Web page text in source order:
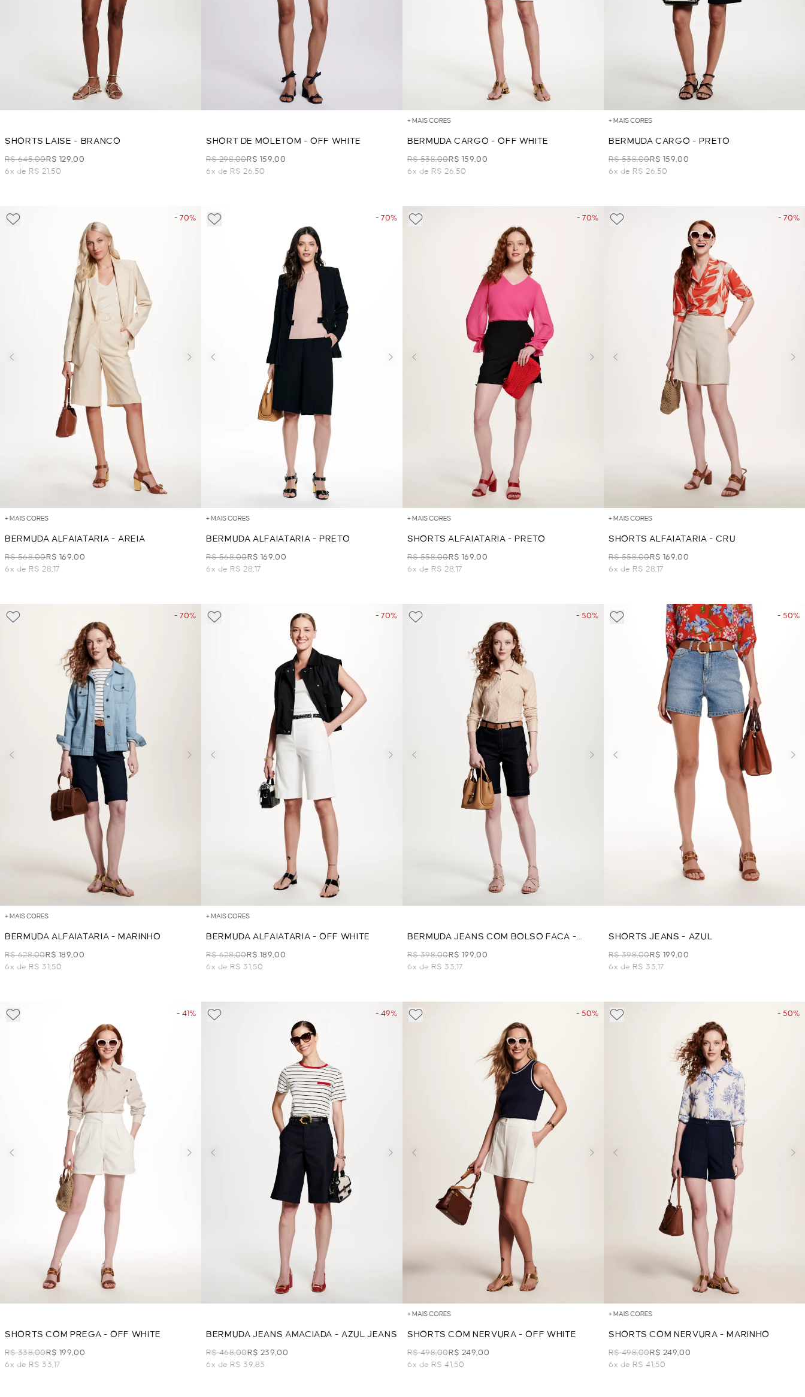
SHORTS LAISE - BRANCO
R$ 645,00R$ 129,00
6x de R$ 21,50
SHORT DE MOLETOM - OFF WHITE
R$ 298,00R$ 159,00
6x de R$ 26,50
+ MAIS CORES
BERMUDA CARGO - OFF WHITE
R$ 538,00R$ 159,00
6x de R$ 26,50
+ MAIS CORES
BERMUDA CARGO - PRETO
R$ 538,00R$ 159,00
6x de R$ 26,50
- 70%
+ MAIS CORES
BERMUDA ALFAIATARIA - AREIA
R$ 568,00R$ 169,00
6x de R$ 28,17
- 70%
+ MAIS CORES
BERMUDA ALFAIATARIA - PRETO
R$ 568,00R$ 169,00
6x de R$ 28,17
- 70%
+ MAIS CORES
SHORTS ALFAIATARIA - PRETO
R$ 558,00R$ 169,00
6x de R$ 28,17
- 70%
+ MAIS CORES
SHORTS ALFAIATARIA - CRU
R$ 558,00R$ 169,00
6x de R$ 28,17
- 70%
+ MAIS CORES
BERMUDA ALFAIATARIA - MARINHO
R$ 628,00R$ 189,00
6x de R$ 31,50
- 70%
+ MAIS CORES
BERMUDA ALFAIATARIA - OFF WHITE
R$ 628,00R$ 189,00
6x de R$ 31,50
- 50%
BERMUDA JEANS COM BOLSO FACA -
AZUL JEANS
R$ 398,00R$ 199,00
6x de R$ 33,17
- 50%
SHORTS JEANS - AZUL
R$ 398,00R$ 199,00
6x de R$ 33,17
- 41%
SHORTS COM PREGA - OFF WHITE
R$ 338,00R$ 199,00
6x de R$ 33,17
- 49%
BERMUDA JEANS AMACIADA - AZUL JEANS
R$ 468,00R$ 239,00
6x de R$ 39,83
- 50%
+ MAIS CORES
SHORTS COM NERVURA - OFF WHITE
R$ 498,00R$ 249,00
6x de R$ 41,50
- 50%
+ MAIS CORES
SHORTS COM NERVURA - MARINHO
R$ 498,00R$ 249,00
6x de R$ 41,50